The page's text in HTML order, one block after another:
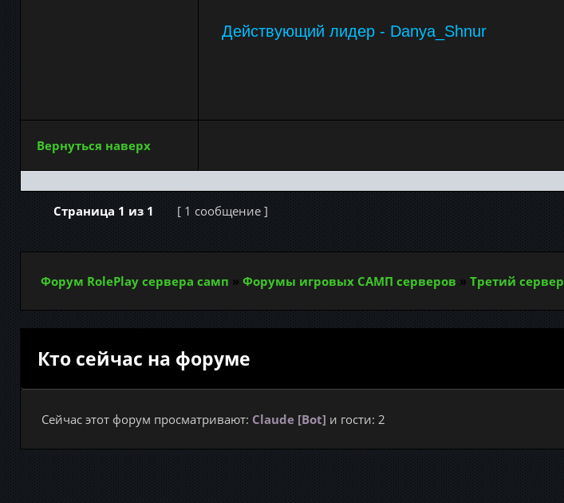
Действующий лидер - Danya_Shnur
Вернуться наверх
Страница 1 из 1 [ 1 сообщение ]
Форум RolePlay сервера самп » Форумы игровых САМП серверов » Третий сервер
Кто сейчас на форуме
Сейчас этот форум просматривают: Claude [Bot] и гости: 2